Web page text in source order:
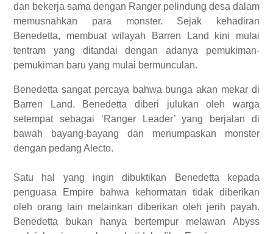
dan bekerja sama dengan Ranger pelindung desa dalam
memusnahkan para monster. Sejak kehadiran
Benedetta, membuat wilayah Barren Land kini mulai
tentram yang ditandai dengan adanya pemukiman-
pemukiman baru yang mulai bermunculan.
Benedetta sangat percaya bahwa bunga akan mekar di
Barren Land. Benedetta diberi julukan oleh warga
setempat sebagai ‘Ranger Leader’ yang berjalan di
bawah bayang-bayang dan menumpaskan monster
dengan pedang Alecto.
Satu hal yang ingin dibuktikan Benedetta kepada
penguasa Empire bahwa kehormatan tidak diberikan
oleh orang lain melainkan diberikan oleh jerih payah.
Benedetta bukan hanya bertempur melawan Abyss